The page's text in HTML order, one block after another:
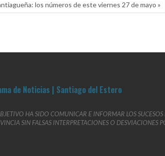
los números de este viernes 27 de mayo »
HA SIDO COMUNICAR E INFORMAR LOS SUCESOS
SIN FALSAS INTERPRETACIONES O DESVIACIONES